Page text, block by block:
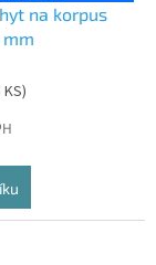
mm
KS)